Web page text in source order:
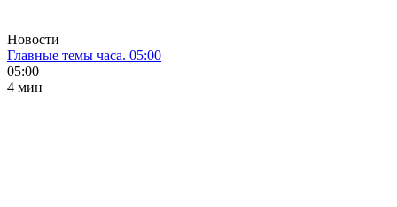
Новости
Главные темы часа. 05:00
05:00
4 мин